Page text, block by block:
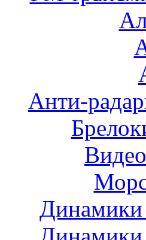
Анти-
Динамики